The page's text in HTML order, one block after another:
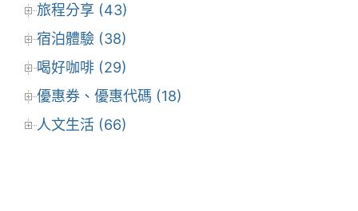
旅程分享 (43)
宿泊體驗 (38)
喝好咖啡 (29)
優惠券、優惠代碼 (18)
人文生活 (66)